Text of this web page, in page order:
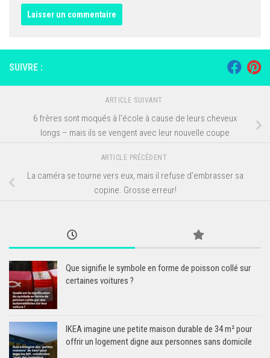
SUIVRE :
ARTICLE SUIVANT
6 frères sont moqués à l’école à cause de leurs cheveux
longs – mais ils se vengent avec leur nouvelle coupe
ARTICLE PRÉCÉDENT
La caméra se tourne vers eux, mais il refuse d’embrasser sa
copine. Grosse erreur!
Que signifie le symbole en forme de poisson collé sur
certaines voitures ?
IKEA imagine une petite maison durable de 34 m² pour
offrir un logement digne aux personnes sans domicile